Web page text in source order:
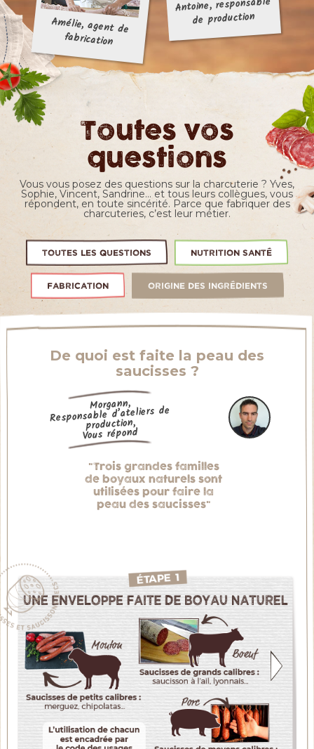
Amélie, agent de
fabrication
Antoine, responsable
de production
Toutes vos
questions
Vous vous posez des questions sur la charcuterie ? Yves,
Sophie, Vincent, Sandrine… et tous leurs collègues, vous
répondent, en toute sincérité. Parce que fabriquer des
charcuteries, c’est leur métier.
TOUTES LES QUESTIONS NUTRITION SANTÉ
FABRICATION ORIGINE DES INGRÉDIENTS
De quoi est faite la peau des
saucisses ?
Morgann,
Responsable d’ateliers de
production,
Vous répond
"Trois grandes familles
de boyaux naturels sont
utilisées pour faire la
peau des saucisses"